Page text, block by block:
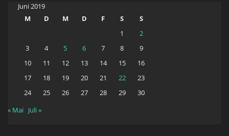
Juni 2019
M
D M D F S
S
1
2
3
4 5 6 7 8
9
10
11 12 13 14 15
16
17
18 19 20 21 22
23
24
25 26 27 28 29
30
« Mai Juli »